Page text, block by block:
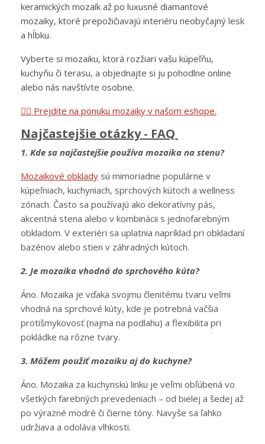
keramických mozaík až po luxusné diamantové
mozaiky, ktoré prepožičiavajú interiéru neobyčajný lesk
a hĺbku.
Vyberte si mozaiku, ktorá rozžiari vašu kúpeľňu,
kuchyňu či terasu, a objednajte si ju pohodlne online
alebo nás navštívte osobne.
👉🏻 Prejdite na ponuku mozaiky v našom eshope.
Najčastejšie otázky - FAQ
1. Kde sa najčastejšie používa mozaika na stenu?
Mozaikové obklady sú mimoriadne populárne v
kúpeľniach, kuchyniach, sprchových kútoch a wellness
zónach. Často sa používajú ako dekoratívny pás,
akcentná stena alebo v kombinácii s jednofarebným
obkladom. V exteriéri sa uplatnia napríklad pri obkladaní
bazénov alebo stien v záhradných kútoch.
2. Je mozaika vhodná do sprchového kúta?
Áno. Mozaika je vďaka svojmu členitému tvaru veľmi
vhodná na sprchové kúty, kde je potrebná väčšia
protišmykovosť (najmä na podlahu) a flexibilita pri
pokládke na rôzne tvary.
3. Môžem použiť mozaiku aj do kuchyne?
Áno. Mozaika za kuchynskú linku je veľmi obľúbená vo
všetkých farebných prevedeniach – od bielej a šedej až
po výrazné modré či čierne tóny. Navyše sa ľahko
udržiava a odoláva vlhkosti.